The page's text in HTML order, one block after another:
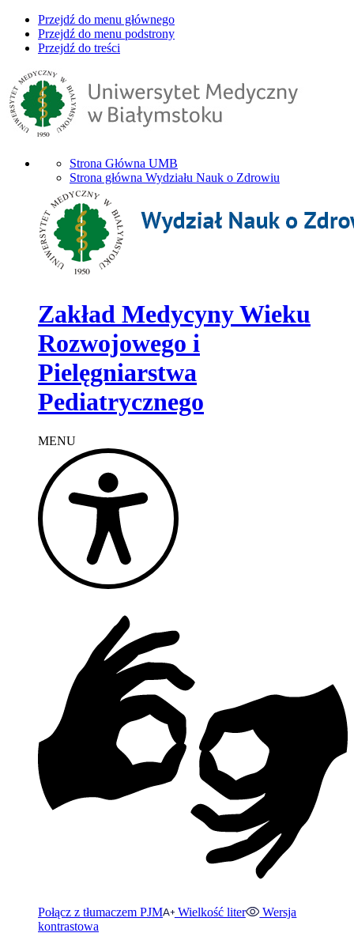
Przejdź do menu głównego
Przejdź do menu podstrony
Przejdź do treści
Strona Główna UMB
Strona główna Wydziału Nauk o Zdrowiu
Zakład Medycyny Wieku
Rozwojowego i
Pielęgniarstwa
Pediatrycznego
MENU
Połącz z tłumaczem PJM Wielkość liter
Wersja
kontrastowa